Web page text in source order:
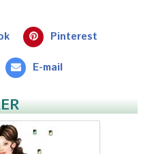
Pinterest
E-mail